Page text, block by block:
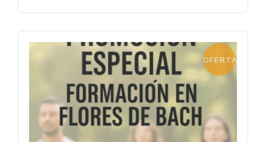
OFERTA!